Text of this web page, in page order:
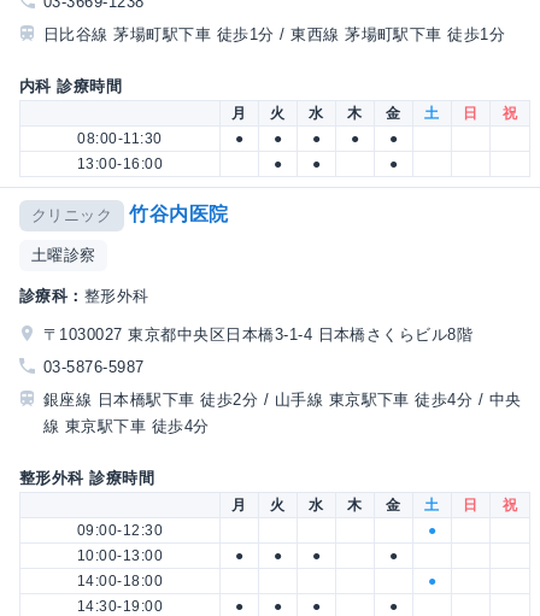
日比谷線 茅場町駅下車 徒歩1分 / 東西線 茅場町駅下車 徒歩1分
内科 診療時間
月 火 水 木 金 土 日
祝
08:00-11:30
● ● ● ●
●
13:00-16:00
● ● ●
クリニック 竹谷内医院
土曜診察
診療科： 整形外科
〒1030027 東京都中央区日本橋3-1-4 日本橋さくらビル8階
03-5876-5987
銀座線 日本橋駅下車 徒歩2分 / 山手線 東京駅下車 徒歩4分 / 中央
線 東京駅下車 徒歩4分
整形外科 診療時間
月 火 水 木 金 土 日
祝
09:00-12:30
●
10:00-13:00
● ● ●
●
14:00-18:00
●
14:30-19:00
● ● ● ●